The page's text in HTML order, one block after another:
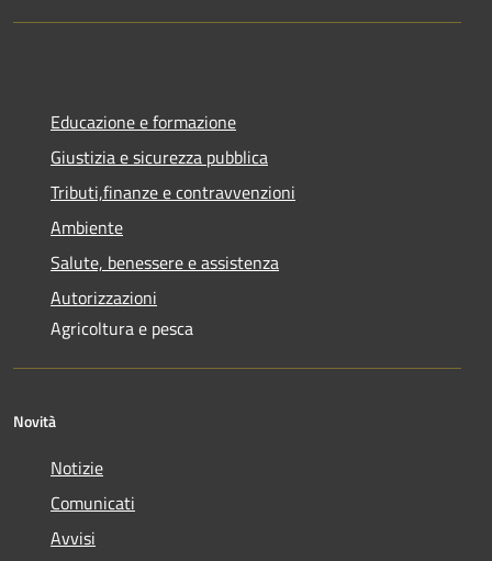
Educazione e formazione
Giustizia e sicurezza pubblica
Tributi,finanze e contravvenzioni
Ambiente
Salute, benessere e assistenza
Autorizzazioni
Agricoltura e pesca
Novità
Notizie
Comunicati
Avvisi